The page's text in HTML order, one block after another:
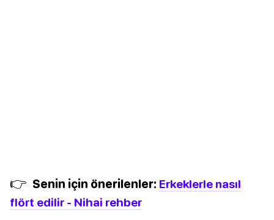
👉 Senin için önerilenler: Erkeklerle nasıl
flört edilir - Nihai rehber